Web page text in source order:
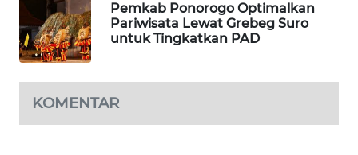
Pemkab Ponorogo Optimalkan
Pariwisata Lewat Grebeg Suro
untuk Tingkatkan PAD
KOMENTAR
KOPEKLIN
PORTAL
KONSUMEN
FORWAMKI